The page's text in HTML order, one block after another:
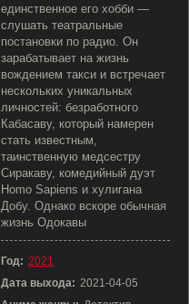
единственное его хобби —
слушать театральные
постановки по радио. Он
зарабатывает на жизнь
вождением такси и встречает
нескольких уникальных
личностей: безработного
Кабасаву, который намерен
стать известным,
таинственную медсестру
Сиракаву, комедийный дуэт
Homo Sapiens и хулигана
Добу. Однако вскоре обычная
жизнь Одокавы
Год: 2021
Дата выхода: 2021-04-05